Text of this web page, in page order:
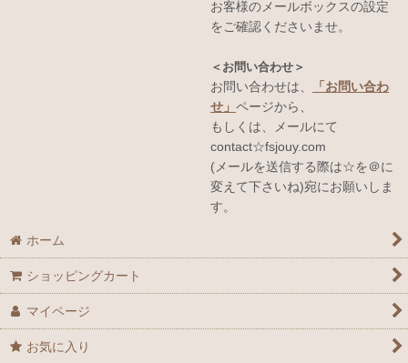
お客様のメールボックスの設定
をご確認くださいませ。
＜お問い合わせ＞
お問い合わせは、
「お問い合わ
せ」 ページから、
もしくは、メールにて
contact☆fsjouy.com
(メールを送信する際は☆を＠に
変えて下さいね)宛にお願いしま
す。
ホーム
ショッピングカート
マイページ
お気に入り